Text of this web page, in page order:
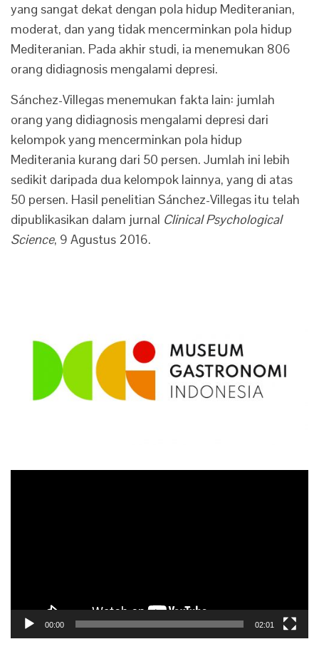
yang sangat dekat dengan pola hidup Mediteranian,
moderat, dan yang tidak mencerminkan pola hidup
Mediteranian. Pada akhir studi, ia menemukan 806
orang didiagnosis mengalami depresi.
Sánchez-Villegas menemukan fakta lain: jumlah
orang yang didiagnosis mengalami depresi dari
kelompok yang mencerminkan pola hidup
Mediterania kurang dari 50 persen. Jumlah ini lebih
sedikit daripada dua kelompok lainnya, yang di atas
50 persen. Hasil penelitian Sánchez-Villegas itu telah
dipublikasikan dalam jurnal Clinical Psychological
Science, 9 Agustus 2016.
00:00 02:01